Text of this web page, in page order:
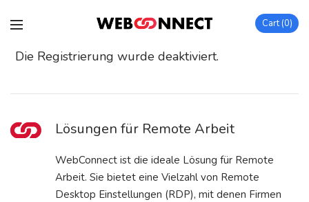
Cart 0
Die Registrierung wurde deaktiviert.
Lösungen für Remote Arbeit
WebConnect ist die ideale Lösung für Remote
Arbeit. Sie bietet eine Vielzahl von Remote
Desktop Einstellungen (RDP), mit denen Firmen